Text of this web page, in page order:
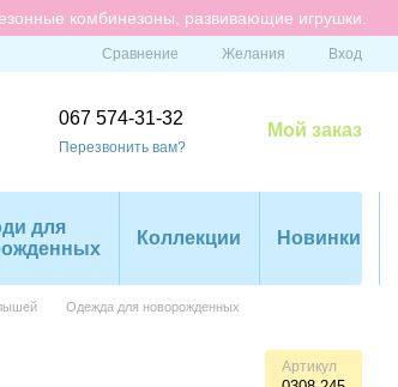
комбинезоны, развивающие игрушки.
Сравнение Желания Вход
067 574-31-32
Перезвонить вам?
Мой заказ
для
Коллекции Новинки
Одежда для новорожденных
Артикул